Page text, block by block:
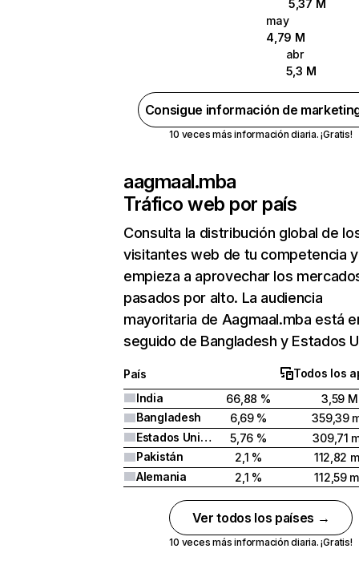
5,37 M
may
4,79 M
abr
5,3 M
Consigue información de
10 veces más información diaria. ¡Gratis!
aagmaal.mba
Tráfico web por país
Consulta la distribución global de
visitantes web de tu competencia y
empieza a aprovechar los
pasados por alto. La audiencia
mayoritaria de Aagmaal.mba está
seguido de Bangladesh y Estados
País
Todos los
India
66,88 %
3,59 M
Bangladesh
6,69 %
359,39
Estados Unidos
5,76 %
309,71
Pakistán
2,1 %
112,82
Alemania
2,1 % 112,59
Ver todos los países →
10 veces más información diaria. ¡Gratis!